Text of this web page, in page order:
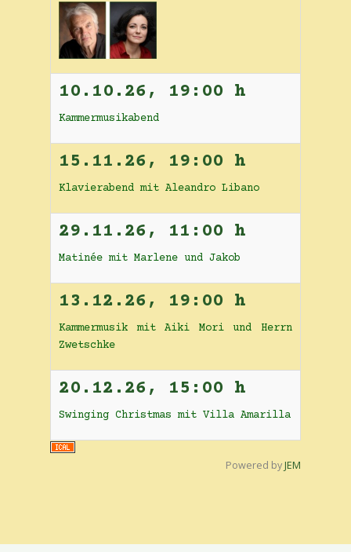
10.10.26 , 19:00 h
Kammermusikabend
15.11.26 , 19:00 h
Klavierabend mit Aleandro Libano
29.11.26 , 11:00 h
Matinée mit Marlene und Jakob
13.12.26 , 19:00 h
Kammermusik mit Aiki Mori und Herrn
Zwetschke
20.12.26 , 15:00 h
Swinging Christmas mit Villa Amarilla
Powered byJEM